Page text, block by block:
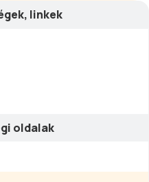
élményt
összeköti
linkek
oldalak